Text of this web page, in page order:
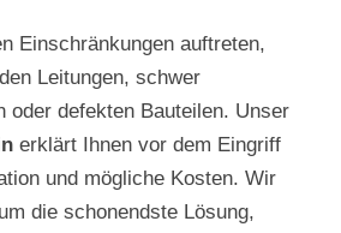
Einschränkungen auftreten,
Leitungen, schwer
oder defekten Bauteilen. Unser
erklärt Ihnen vor dem Eingriff
und mögliche Kosten. Wir
die schonendste Lösung,